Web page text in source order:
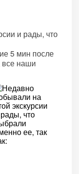
и рады, что
5 мин после
все наши